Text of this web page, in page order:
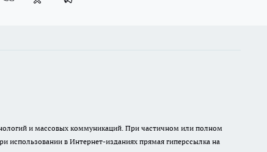
и массовых коммуникаций. При частичном или полном
использовании в Интернет-изданиях прямая гиперссылка на